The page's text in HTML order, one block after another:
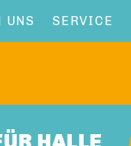
UNS SERVICE